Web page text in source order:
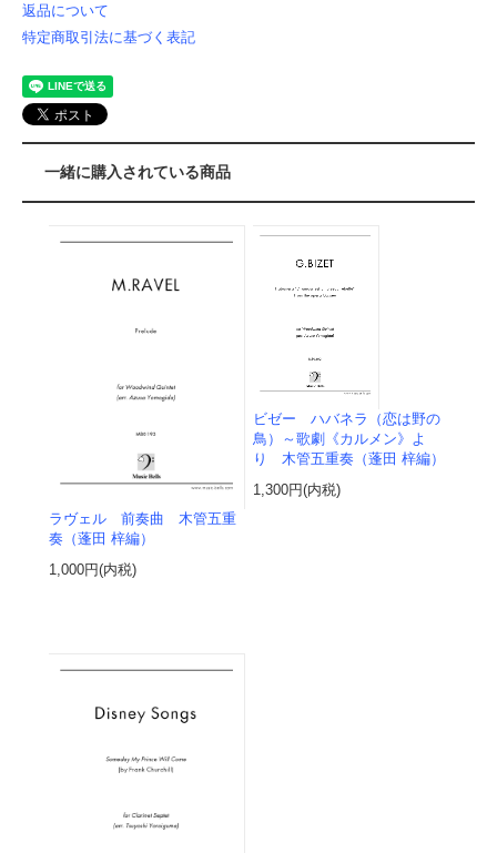
返品について
特定商取引法に基づく表記
一緒に購入されている商品
ラヴェル 前奏曲 木管五重
奏（蓬田 梓編）
1,000円(内税)
ビゼー ハバネラ（恋は野の
鳥）～歌劇《カルメン》よ
り 木管五重奏（蓬田 梓編）
1,300円(内税)